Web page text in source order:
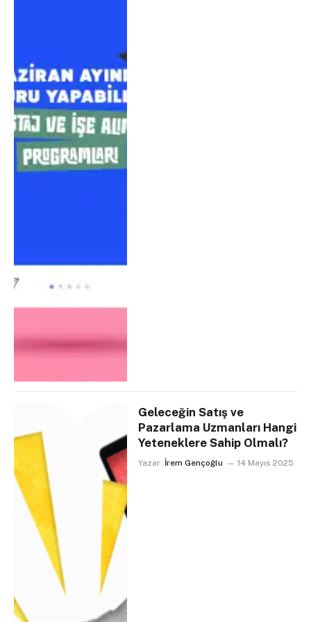
Geleceğin Satış ve
Pazarlama Uzmanları Hangi
Yeteneklere Sahip Olmalı?
Yazar: İrem Gençoğlu 14 Mayıs 2025